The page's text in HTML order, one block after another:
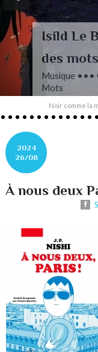
L’autre
Musique •••
Mendelssohn,
Noir comme la
2024
26/08
À nous deux